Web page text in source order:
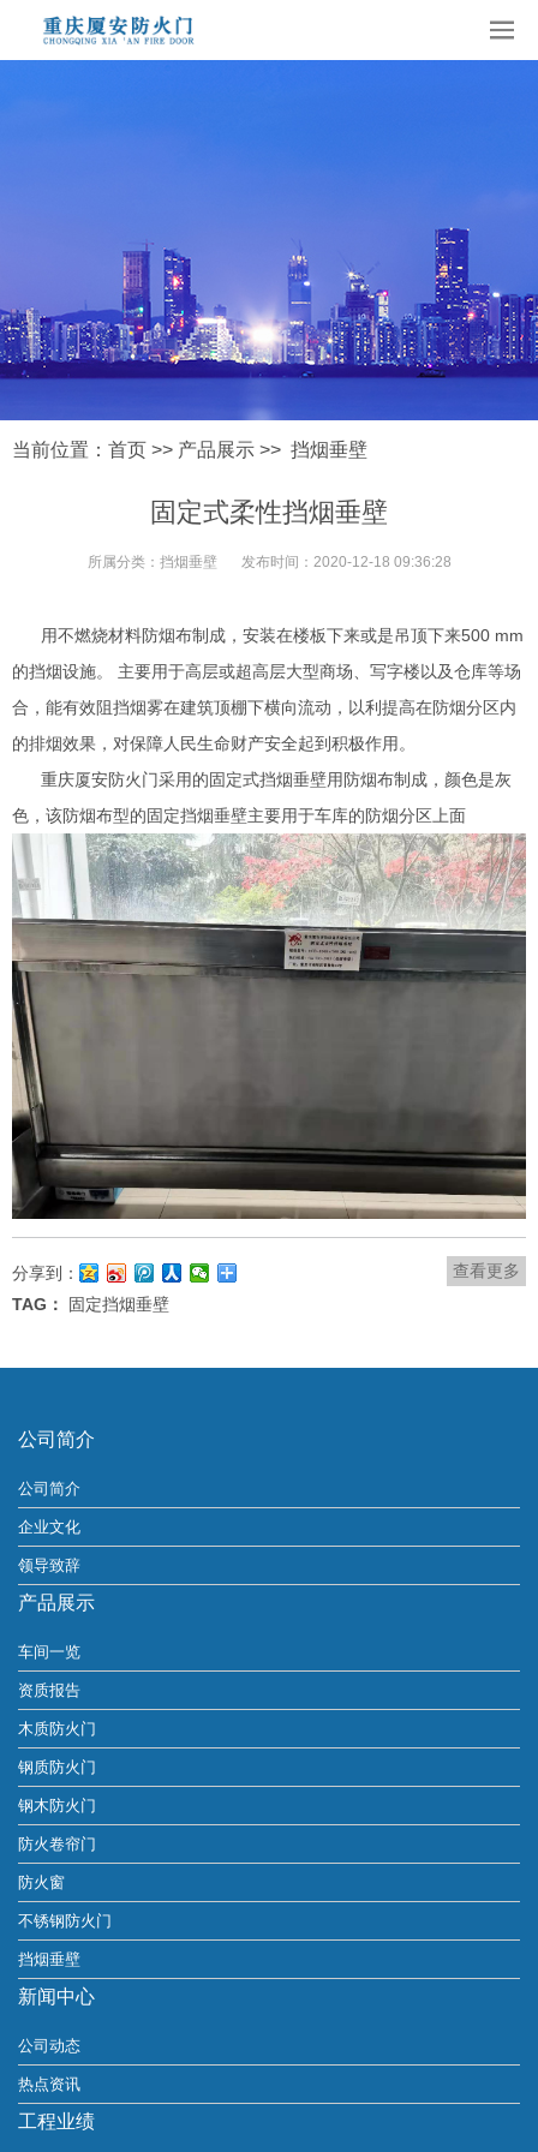
当前位置： 首页 >> 产品展示 >> 挡烟垂壁
固定式柔性挡烟垂壁
所属分类： 挡烟垂壁 发布时间： 2020-12-18 09:36:28
用不燃烧材料防烟布制成，安装在楼板下来或是吊顶下来500 mm
的挡烟设施。 主要用于高层或超高层大型商场、写字楼以及仓库等场
合，能有效阻挡烟雾在建筑顶棚下横向流动，以利提高在防烟分区内
的排烟效果，对保障人民生命财产安全起到积极作用。
重庆厦安防火门采用的固定式挡烟垂壁用防烟布制成，颜色是灰
色，该防烟布型的固定挡烟垂壁主要用于车库的防烟分区上面
查看更多
分享到：
TAG：
固定挡烟垂壁
公司简介
公司简介
企业文化
领导致辞
产品展示
车间一览
资质报告
木质防火门
钢质防火门
钢木防火门
防火卷帘门
防火窗
不锈钢防火门
挡烟垂壁
新闻中心
公司动态
热点资讯
工程业绩